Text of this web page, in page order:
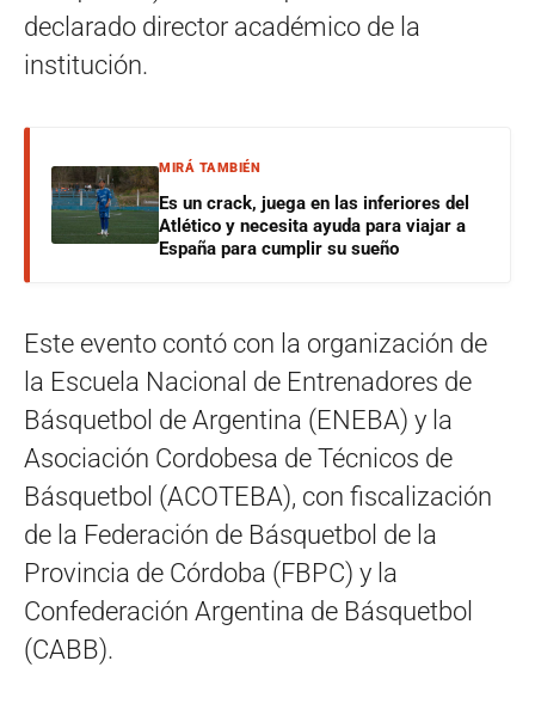
declarado director académico de la
institución.
MIRÁ TAMBIÉN
Es un crack, juega en las inferiores del
Atlético y necesita ayuda para viajar a
España para cumplir su sueño
Este evento contó con la organización de
la Escuela Nacional de Entrenadores de
Básquetbol de Argentina (ENEBA) y la
Asociación Cordobesa de Técnicos de
Básquetbol (ACOTEBA), con fiscalización
de la Federación de Básquetbol de la
Provincia de Córdoba (FBPC) y la
Confederación Argentina de Básquetbol
(CABB).